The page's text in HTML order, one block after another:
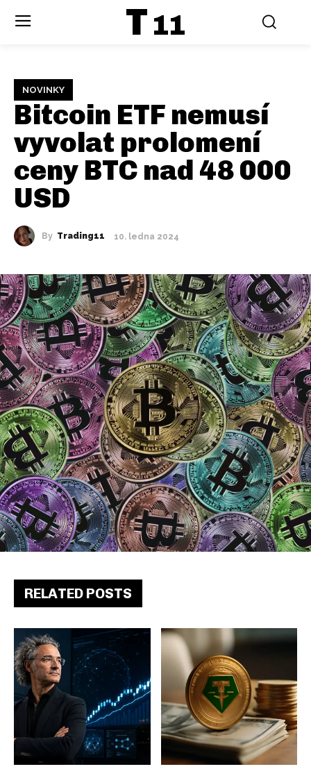
T 11
NOVINKY
Bitcoin ETF nemusí
vyvolat prolomení
ceny BTC nad 48 000
USD
By Trading11 10. ledna 2024
RELATED POSTS